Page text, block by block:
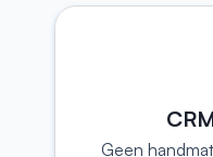
Geen